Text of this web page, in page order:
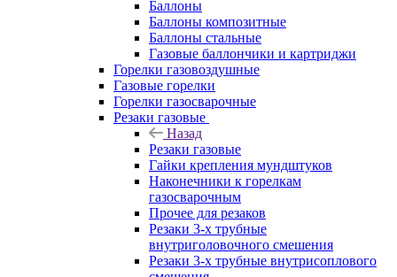
Баллоны
Баллоны композитные
Баллоны стальные
Газовые баллончики и картриджи
Горелки газовоздушные
Газовые горелки
Горелки газосварочные
Резаки газовые
Назад
Резаки газовые
Гайки крепления мундштуков
Наконечники к горелкам
газосварочным
Прочее для резаков
Резаки 3-х трубные
внутриголовочного смешения
Резаки 3-х трубные внутрисоплового